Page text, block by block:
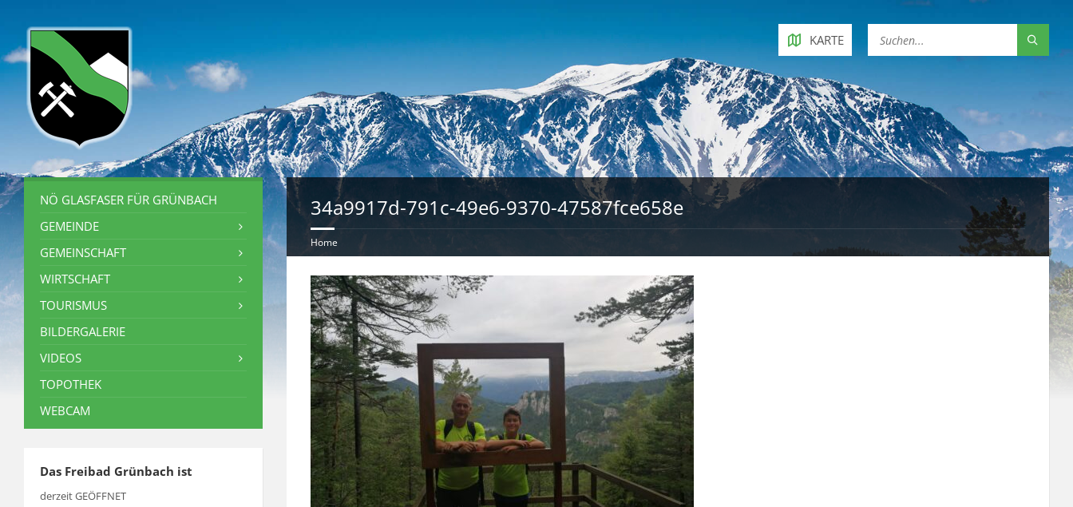
KARTE
34a9917d-791c-49e6-9370-47587fce658e
Home
NÖ GLASFASER FÜR GRÜNBACH
GEMEINDE
GEMEINSCHAFT
WIRTSCHAFT
TOURISMUS
BILDERGALERIE
VIDEOS
TOPOTHEK
WEBCAM
Das Freibad Grünbach ist
derzeit GEÖFFNET